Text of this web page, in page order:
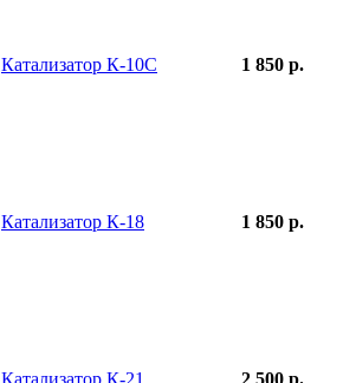
Катализатор К-10С 1 850 р.
Катализатор К-18 1 850 р.
Катализатор К-21 2 500 р.